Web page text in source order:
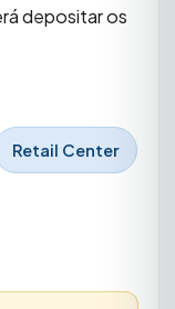
depositar os
Retail Center